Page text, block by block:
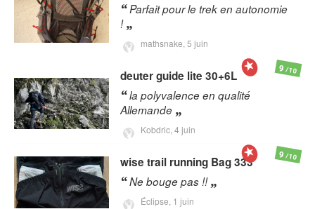
Parfait pour le trek en autonomie
!
mathsnake, 5 juin
deuterguide lite 30+6L
la polyvalence en qualité
Allemande
Kobdric, 4 juin
9/10
wise trail running Bag 333
Ne bouge pas !!
Éclipse, 1 juin
9/10